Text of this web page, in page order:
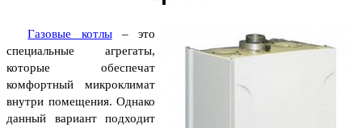
Газовые котлы– это
специальные агрегаты,
которые обеспечат
комфортный микроклимат
внутри помещения. Однако
данный вариант подходит